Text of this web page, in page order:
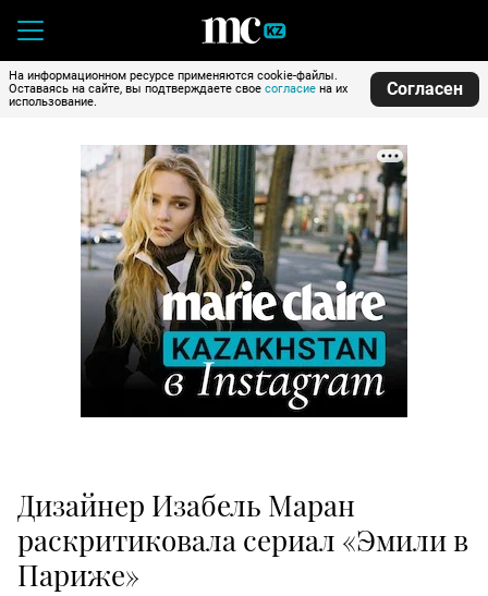
На информационном ресурсе применяются cookie-файлы.
Оставаясь на сайте, вы подтверждаете свое согласие на их
использование.
Согласен
Дизайнер Изабель Маран
раскритиковала сериал «Эмили в
Париже»